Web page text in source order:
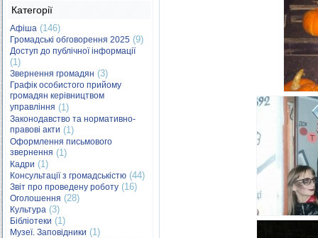
Категорії
Афіша (146)
Громадські обговорення 2025 (9)
Доступ до публічної інформації
(1)
Звернення громадян (3)
Графік особистого прийому
громадян керівництвом
управління (1)
Законодавство та нормативно-
правові акти (1)
Оформлення письмового
звернення (1)
Кадри (1)
Консультації з громадськістю (44)
Звіт про проведену роботу (16)
Оголошення (28)
Культура (3)
Бібліотеки (1)
Музеї. Заповідники (1)